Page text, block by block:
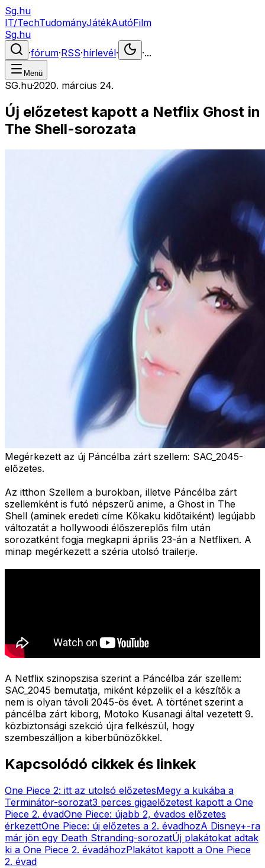
Sg.hu
IT/TechTudományJátékAutóFilm
Sg.hu
·fórum·RSS·hírlevél· ·...
Menü
SG.hu·2020. március 24.
Új előzetest kapott a Netflix Ghost in
The Shell-sorozata
Megérkezett az új Páncélba zárt szellem: SAC_2045-
előzetes.
Az itthon Szellem a burokban, illetve Páncélba zárt
szellemként is futó népszerű anime, a Ghost in The
Shell (aminek eredeti címe Kőkaku kidőtaiként) legújabb
változatát a hollywoodi élőszereplős film után
sorozatként fogja megkapni április 23-án a Netflixen. A
minap megérkezett a széria utolsó trailerje.
A Netflix szinopszisa szerint a Páncélba zár szellem:
SAC_2045 bemutatja, miként képzelik el a készítők a
nem is olyan távoli 2045-ös évet. A történet szerint a
páncélba zárt kiborg, Motoko Kusanagi által vezetett 9.
közbiztonsági szekció újra felkészül, hogy
szembeszálljon a kiberbűnözőkkel.
Kapcsolódó cikkek és linkek
One Piece 2: itt az utolsó előzetesMegy a kukába a
Terminátor-sorozat3 perces gigaelőzetest kapott a One
Piece 2. évadOne Piece: újabb 2, évados előzetes
érkezettOne Piece: új előzetes a 2. évadhozA Disney+-ra
már jön egy Death Stranding-sorozatÚj plakátokat adtak
ki a One Piece 2. évadáhozPlakátot kapott a One Piece
2. évad